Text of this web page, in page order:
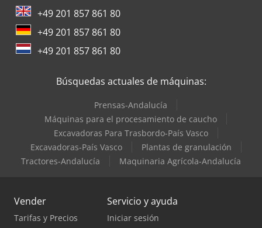
+49 201 857 861 80
+49 201 857 861 80
+49 201 857 861 80
Búsquedas actuales de máquinas:
Prensas-Andalucía
Máquinas para el procesamiento de caucho
Excavadoras Para Trasbordo-País Vasco
Excavadoras-País Vasco
Plantas de granulación
Tractores-Andalucía
Maquinaria Agrícola-Andalucía
Vender
Tarifas y Precios
Servicio y ayuda
Iniciar sesión